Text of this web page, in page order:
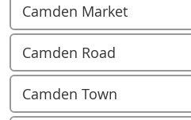
Camden Market
Camden Road
Camden Town